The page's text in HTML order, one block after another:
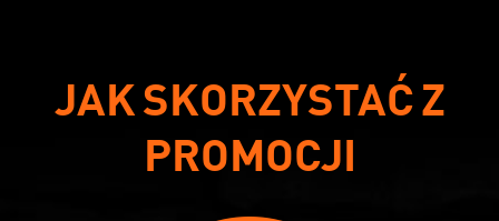
JAK SKORZYSTAĆ Z
PROMOCJI